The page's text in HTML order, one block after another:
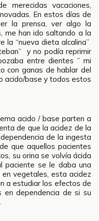
merecidas vacaciones,
En estos días de
la prensa, ver algo la
me han ido saltando a la
la “nueva dieta alcalina”
y no podía reprimir
entre dientes ” mi
con ganas de hablar del
acido/base y todos estos
acido / base parten a
de que la acidez de la
de la ingesta
que aquellos pacientes
su orina se volvía ácida
paciente se le daba una
vegetales, esta acidez
a estudiar los efectos de
en dependencia de si su